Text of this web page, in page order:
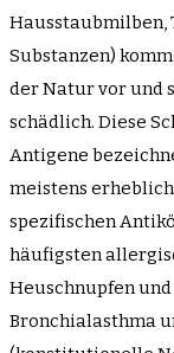
Hausstaubmilben,
Substanzen)
der Natur vor und
schädlich. Diese
Antigene
meistens
spezifischen
häufigsten
Heuschnupfen
Bronchialasthma